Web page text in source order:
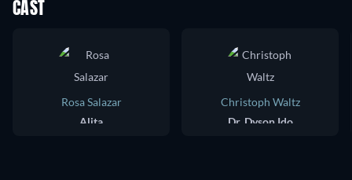
CAST
Rosa Salazar
Alita
Christoph Waltz
Dr. Dyson Ido